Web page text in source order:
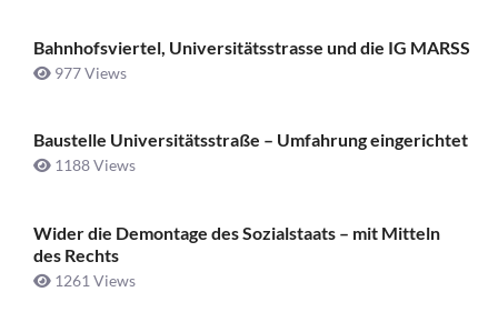
Bahnhofsviertel, Universitätsstrasse und die IG MARSS
977 Views
Baustelle Universitätsstraße ­– Umfahrung eingerichtet
1188 Views
Wider die Demontage des Sozialstaats – mit Mitteln
des Rechts
1261 Views